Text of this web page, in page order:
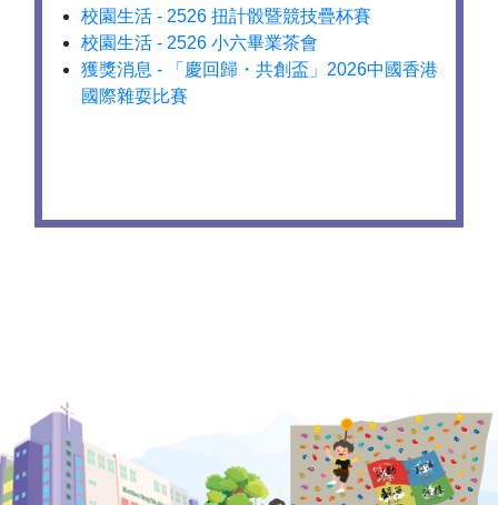
校園生活 - 2526 扭計骰暨競技疊杯賽
校園生活 - 2526 小六畢業茶會
獲獎消息 - 「慶回歸・共創盃」2026中國香港
國際雜耍比賽